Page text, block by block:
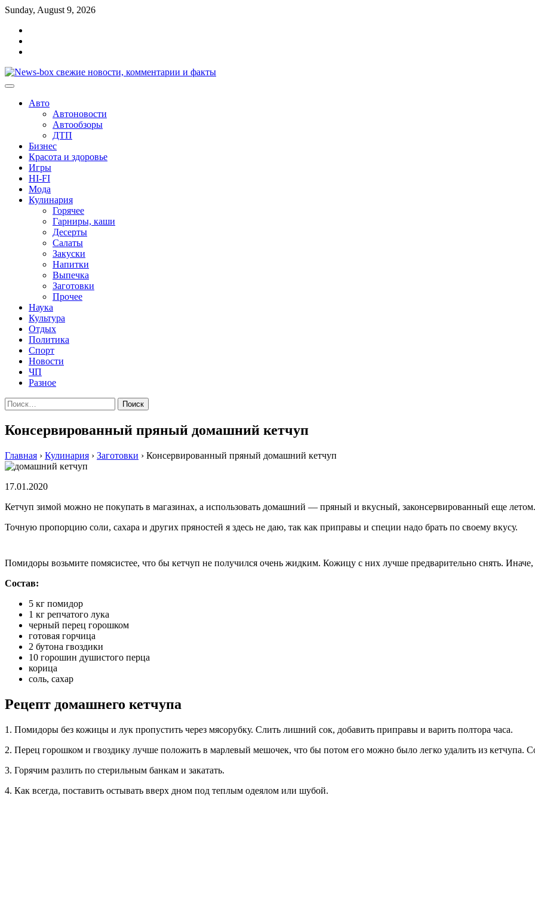
Перейти
содержимому
Sunday, August 9, 2026
Авто
Автоновости
Автообзоры
ДТП
Бизнес
Красота и здоровье
Игры
HI-FI
Мода
Кулинария
Горячее
Гарниры, каши
Десерты
Салаты
Закуски
Напитки
Выпечка
Заготовки
Прочее
Наука
Культура
Отдых
Политика
Спорт
Новости
ЧП
Разное
Найти:
Консервированный пряный домашний кетчуп
Главная › Кулинария › Заготовки › Консервированный пряный домашний кетчуп
17.01.2020
Кетчуп зимой можно не покупать в магазинах, а использовать домашний — пряный и вкусный, законсервированный еще летом.
Точную пропорцию соли, сахара и других пряностей я здесь не даю, так как приправы и специи надо брать по своему вкусу.
Помидоры возьмите помясистее, что бы кетчуп не получился очень жидким. Кожицу с них лучше предварительно снять. Иначе,
Состав:
5 кг помидор
1 кг репчатого лука
черный перец горошком
готовая горчица
2 бутона гвоздики
10 горошин душистого перца
корица
соль, сахар
Рецепт домашнего кетчупа
1. Помидоры без кожицы и лук пропустить через мясорубку. Слить лишний сок, добавить приправы и варить полтора часа.
2. Перец горошком и гвоздику лучше положить в марлевый мешочек, что бы потом его можно было легко удалить из кетчупа.
3. Горячим разлить по стерильным банкам и закатать.
4. Как всегда, поставить остывать вверх дном под теплым одеялом или шубой.